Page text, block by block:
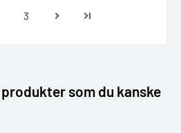
3
som du kanske